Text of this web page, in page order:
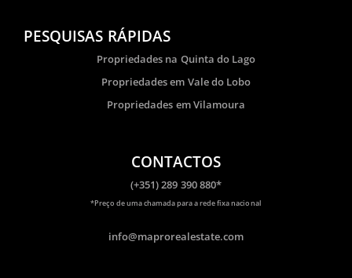
PESQUISAS RÁPIDAS
Propriedades na Quinta do Lago
Propriedades em Vale do Lobo
Propriedades em Vilamoura
CONTACTOS
(+351) 289 390 880*
​*Preço de uma chamada para a rede fixa nacional
info@maprorealestate.com